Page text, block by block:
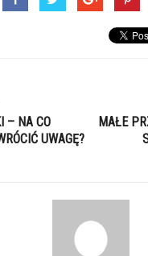
– NA CO
UWAGĘ?
MAŁE